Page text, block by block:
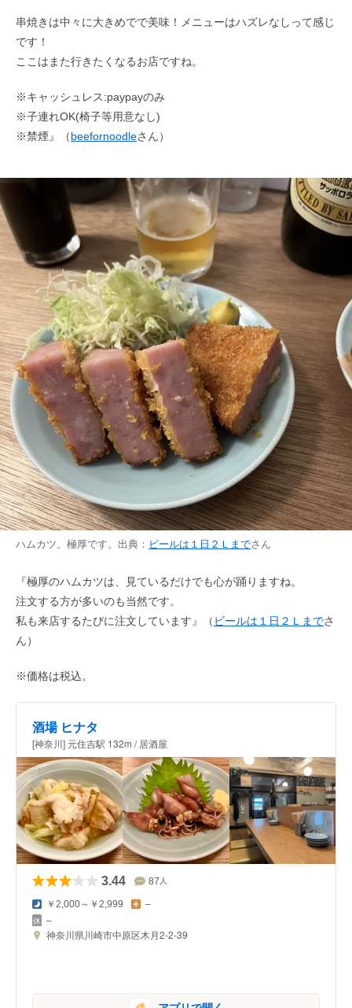
串焼きは中々に大きめでで美味！メニューはハズレなしって感じ
です！
ここはまた行きたくなるお店ですね。
※キャッシュレス:paypayのみ
※子連れOK(椅子等用意なし)
※禁煙』（beefornoodleさん）
ハムカツ。極厚です。出典： ビールは１日２Ｌまでさん
『極厚のハムカツは、見ているだけでも心が踊りますね。
注文する方が多いのも当然です。
私も来店するたびに注文しています』（ ビールは１日２Ｌまでさ
ん）
※価格は税込。
酒場 ヒナタ
[神奈川] 元住吉駅 132m / 居酒屋
3.44 87 人
￥2,000～￥2,999 –
–
神奈川県川崎市中原区木月2-2-39